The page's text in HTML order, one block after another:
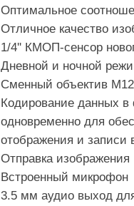
Оптимальное
Отличное качество
1/4'' КМОП-сенсор
Дневной и ночной
Сменный объектив M12
Кодирование данных
одновременно для
отображения и записи
Отправка
Встроенный микрофон
3.5 мм аудио выход